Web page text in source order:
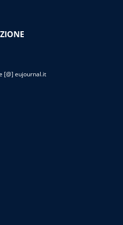
[@] eujournal.it